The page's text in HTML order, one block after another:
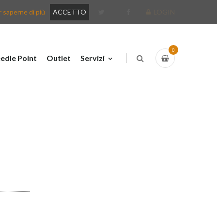
Point Outlet Servizi
0
saperne di più ACCETTO